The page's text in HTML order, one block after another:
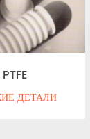
ДЕТАЛИ